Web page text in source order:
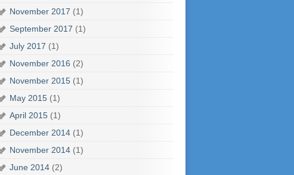
November 2017 (1)
September 2017 (1)
July 2017 (1)
November 2016 (2)
November 2015 (1)
May 2015 (1)
April 2015 (1)
December 2014 (1)
November 2014 (1)
June 2014 (2)